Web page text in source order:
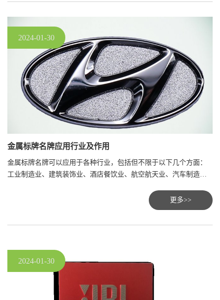
2024-01-30
金属标牌名牌应用行业及作用
金属标牌名牌可以应用于各种行业，包括但不限于以下几个方面：
工业制造业、建筑装饰业、酒店餐饮业、航空航天业、汽车制造
更多>>
2024-01-30